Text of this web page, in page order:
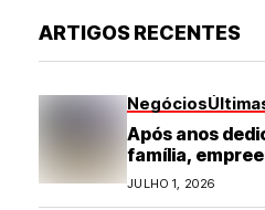
ARTIGOS RECENTES
Negócios
Após anos
família,
transforma
turismo em
JULHO 1, 2026